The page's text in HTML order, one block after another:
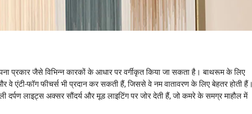
प्रकार जैसे विभिन्न कारकों के आधार पर वर्गीकृत किया जा सकता है। बाथरूम के लिए
वे एंटी-फॉग फीचर्स भी प्रदान कर सकती हैं, जिससे वे नम वातावरण के लिए बेहतर होती हैं।
दर्पण लाइट्स अक्सर सौंदर्य और मूड लाइटिंग पर जोर देती हैं, जो कमरे के समग्र माहौल में